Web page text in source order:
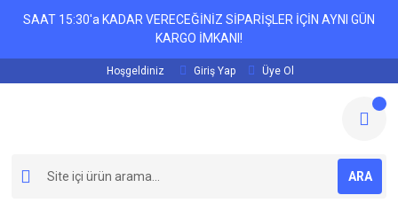
SAAT 15:30'a KADAR VERECEĞİNİZ SİPARİŞLER İÇİN AYNI GÜN
KARGO İMKANI!
Hoşgeldiniz Giriş Yap Üye Ol
ARA